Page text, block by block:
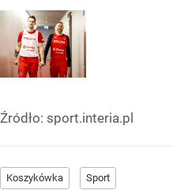
Źródło: sport.interia.pl
Koszykówka Sport